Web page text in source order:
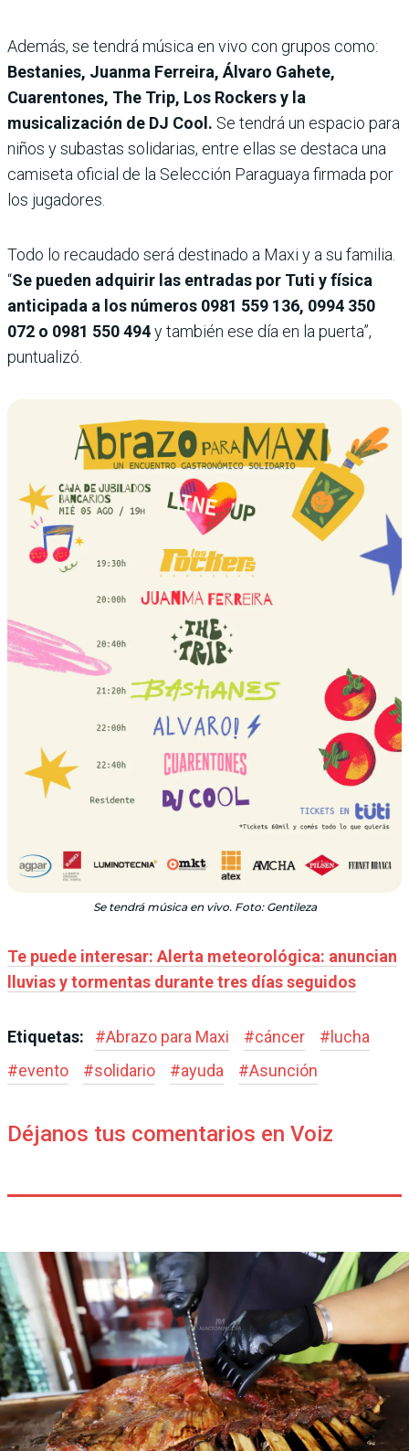
Además, se tendrá música en vivo con grupos como:
Bestanies, Juanma Ferreira, Álvaro Gahete,
Cuarentones, The Trip, Los Rockers y la
musicalización de DJ Cool. Se tendrá un espacio para
niños y subastas solidarias, entre ellas se destaca una
camiseta oficial de la Selección Paraguaya firmada por
los jugadores.
Todo lo recaudado será destinado a Maxi y a su familia.
“Se pueden adquirir las entradas por Tuti y física
anticipada a los números 0981 559 136, 0994 350
072 o 0981 550 494y también ese día en la puerta”,
puntualizó.
Se tendrá música en vivo. Foto: Gentileza
Te puede interesar: Alerta meteorológica: anuncian
lluvias y tormentas durante tres días seguidos
Etiquetas: #Abrazo para Maxi #cáncer # lucha
#evento #solidario #ayuda #Asunción
Déjanos tus comentarios en Voiz